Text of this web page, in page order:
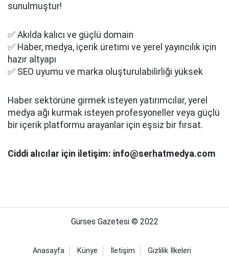
sunulmuştur!
✅ Akılda kalıcı ve güçlü domain
✅ Haber, medya, içerik üretimi ve yerel yayıncılık için
hazır altyapı
✅ SEO uyumu ve marka oluşturulabilirliği yüksek
Haber sektörüne girmek isteyen yatırımcılar, yerel
medya ağı kurmak isteyen profesyoneller veya güçlü
bir içerik platformu arayanlar için eşsiz bir fırsat.
Ciddi alıcılar için iletişim: info@serhatmedya.com
Gürses Gazetesi © 2022
Anasayfa Künye İletişim Gizlilik İlkeleri